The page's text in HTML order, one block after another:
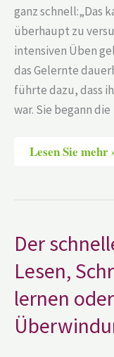
ganz schnell:„Das
überhaupt zu
intensiven Üben
das Gelernte
führte dazu, dass
war. Sie begann die
Lesen Sie mehr
Der
Lesen,
lernen
schnelle
bei
beim
Lesen,
Schreiben
und
Rechnen